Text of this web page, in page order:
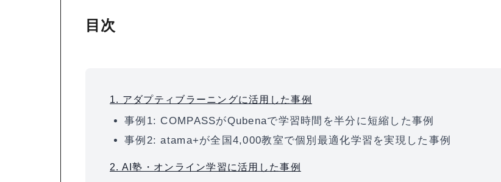
目次
1. アダプティブラーニングに活用した事例
事例1: COMPASSがQubenaで学習時間を半分に短縮した事例
事例2: atama+が全国4,000教室で個別最適化学習を実現した事例
2. AI塾・オンライン学習に活用した事例